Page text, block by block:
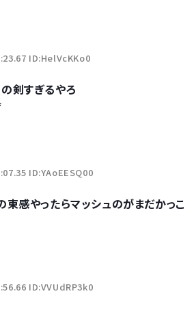
ID:HelVcKKo0
剣すぎるやろ
ID:YAoEESQ00
束感やったらマッシュのがまだかっこ
ID:VVUdRP3k0